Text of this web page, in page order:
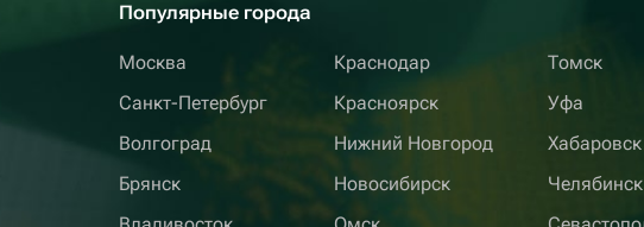
Популярные города
Москва
Санкт-Петербург
Волгоград
Брянск
Краснодар
Красноярск
Нижний Новгород
Новосибирск
Томск
Уфа
Хабаровск
Челябинск